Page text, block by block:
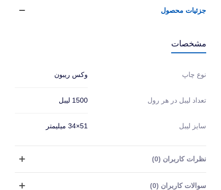
جزئیات محصول
مشخصات
نوع چاپ وکس ریبون
تعداد لیبل در هر رول 1500 لیبل
سایز لیبل 51×34 میلیمتر
نظرات کاربران (0)
سوالات کاربران (0)